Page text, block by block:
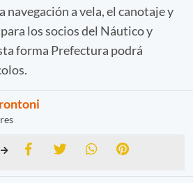
navegación a vela, el canotaje y
los socios del Náutico y
forma Prefectura podrá